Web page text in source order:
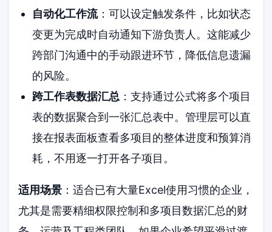
自动化工作流：可以设定触发条件，比如状态
变更为完成时自动通知下游负责人。这能减少
跨部门沟通中的手动跟进环节，降低信息遗漏
的风险。
跨工作表数据汇总：支持通过公式将多个项目
表的数据聚合到一张汇总表中。管理层可以直
接在报表面板查看多项目的整体进度和预算消
耗，不用逐一打开各子项目。
适用场景 ：适合已有大量Excel使用习惯的企业，
尤其是需要精细权限控制和多项目数据汇总的财